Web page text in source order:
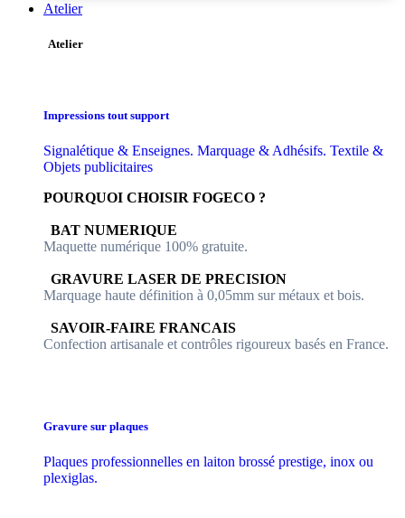
Atelier
Atelier
Impressions tout support
Signalétique & Enseignes. Marquage & Adhésifs. Textile &
Objets publicitaires
POURQUOI CHOISIR FOGECO ?
​​ BAT NUMERIQUE
Maquette numérique 100% ​gratuite.
​GRAVURE LASER DE PRECISION
Marquage haute définition à 0,05mm sur métaux et bois.
​SAVOIR-FAIRE FRANCAIS
Confection artisanale et contrôles ​rigoureux basés en France.
Gravure sur plaques
Plaques professionnelles en laiton brossé prestige, inox ou
plexiglas.